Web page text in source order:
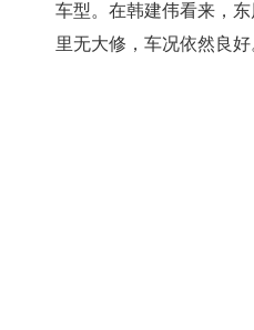
车型。在韩建伟看来，
里无大修，车况依然良好